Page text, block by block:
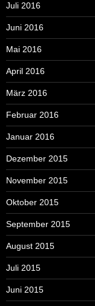
Juli 2016
Juni 2016
Mai 2016
April 2016
März 2016
Februar 2016
Januar 2016
Dezember 2015
November 2015
Oktober 2015
September 2015
August 2015
Juli 2015
Juni 2015